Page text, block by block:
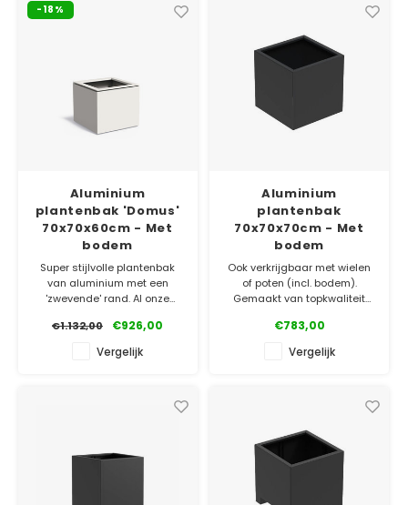
-18%
Aluminium
plantenbak 'Domus'
70x70x60cm - Met
bodem
Super stijlvolle plantenbak
van aluminium met een
'zwevende' rand. Al onze
zijn gemaakt van topkwaliteit
aluminium. Verkrijgbaar in
verschillende RAL-kleuren!
✓ Gratis bezorgd v.a. €500
€1.132,00 €926,00
Vergelijk
Aluminium
plantenbak
70x70x70cm - Met
bodem
Ook verkrijgbaar met wielen
of poten (incl. bodem).
Gemaakt van topkwaliteit
gemakkelijk online!
✓ Laagste prijsgarantie
€783,00
Vergelijk